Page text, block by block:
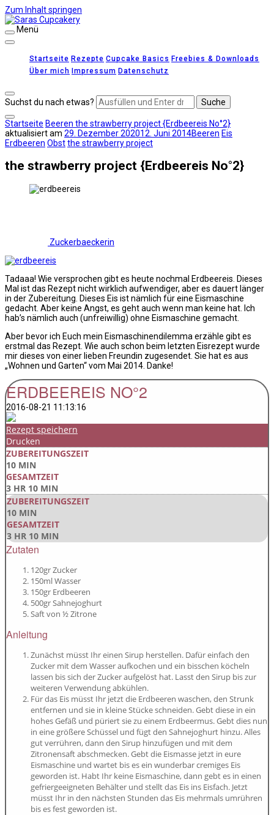
Zum Inhalt springen
Menü
Startseite Rezepte Cupcake Basics Freebies & Downloads
Über mich Impressum Datenschutz
Suchst du nach etwas?
Startseite Beeren the strawberry project {Erdbeereis No°2}
aktualisiert am 29. Dezember 202012. Juni 2014Beeren Eis
Erdbeeren Obstthe strawberry project
the strawberry project {Erdbeereis No°2}
Zuckerbaeckerin
Tadaaa! Wie versprochen gibt es heute nochmal Erdbeereis. Dieses
Mal ist das Rezept nicht wirklich aufwendiger, aber es dauert länger
in der Zubereitung. Dieses Eis ist nämlich für eine Eismaschine
gedacht. Aber keine Angst, es geht auch wenn man keine hat. Ich
hab’s nämlich auch (unfreiwillig) ohne Eismaschine gemacht.
Aber bevor ich Euch mein Eismaschinendilemma erzähle gibt es
erstmal das Rezept. Wie auch schon beim letzten Eisrezept wurde
mir dieses von einer lieben Freundin zugesendet. Sie hat es aus
„Wohnen und Garten“ vom Mai 2014. Danke!
ERDBEEREIS NO°2
2016-08-21 11:13:16
Rezept speichern
Drucken
ZUBEREITUNGSZEIT
10 MIN
GESAMTZEIT
3 HR 10 MIN
ZUBEREITUNGSZEIT
10 MIN
GESAMTZEIT
3 HR 10 MIN
Zutaten
120gr Zucker
150ml Wasser
150gr Erdbeeren
500gr Sahnejoghurt
Saft von ½ Zitrone
Anleitung
Zunächst müsst Ihr einen Sirup herstellen. Dafür einfach den
Zucker mit dem Wasser aufkochen und ein bisschen köcheln
lassen bis sich der Zucker aufgelöst hat. Lasst den Sirup bis zur
weiteren Verwendung abkühlen.
Für das Eis müsst Ihr jetzt die Erdbeeren waschen, den Strunk
entfernen und sie in kleine Stücke schneiden. Gebt diese in ein
hohes Gefäß und püriert sie zu einem Erdbeermus. Gebt dies nun
in eine größere Schüssel und fügt den Sahnejoghurt hinzu. Alles
gut verrühren, dann den Sirup hinzufügen und mit dem
Zitronensaft abschmecken. Gebt die Eismasse jetzt in eure
Eismaschine und wartet bis es ein wunderbar cremiges Eis
geworden ist. Habt Ihr keine Eismaschine, dann gebt es in einen
gefriergeeigneten Behälter und stellt das Eis ins Eisfach. Jetzt
müsst Ihr in den nächsten Stunden das Eis mehrmals umrühren
bis es fest geworden ist.